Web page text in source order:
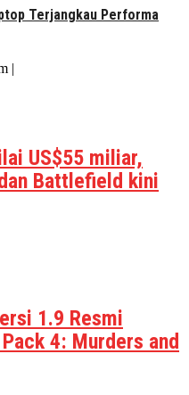
Terjangkau Performa
|
US$55 miliar,
Battlefield kini
1.9 Resmi
4: Murders and